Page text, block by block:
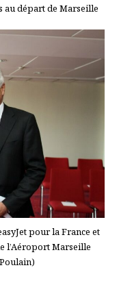
au départ de Marseille
pour la France et
l’Aéroport Marseille